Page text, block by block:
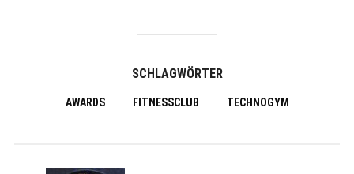
SCHLAGWÖRTER
AWARDS FITNESSCLUB TECHNOGYM